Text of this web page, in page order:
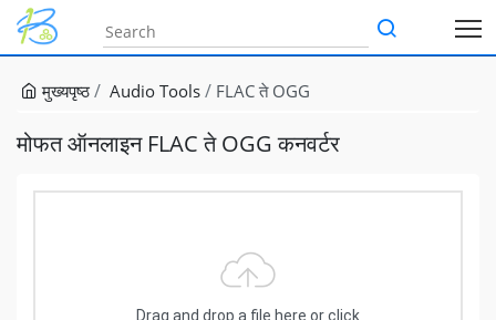
मुख्यपृष्ठ Audio Tools FLAC ते OGG
मोफत ऑनलाइन FLAC ते OGG कनवर्टर
Drag and drop a file here or click